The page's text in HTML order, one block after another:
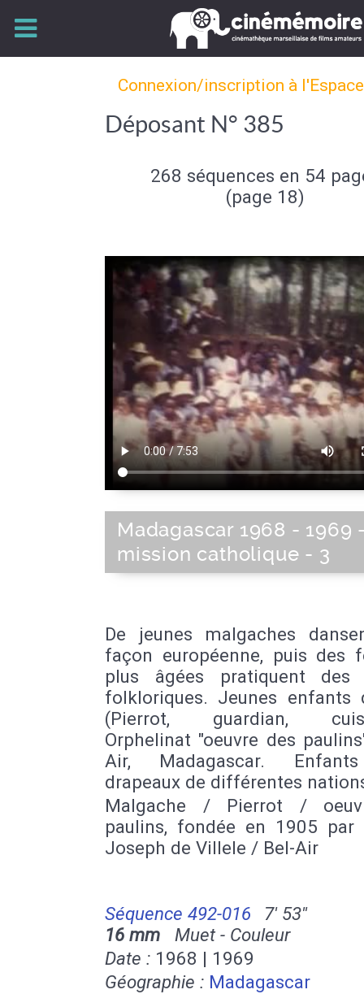
Connexion/inscription à
Déposant N° 385
268 séquences en 54
(page 18)
Madagascar 1968 - 1969
mission catholique - 3
De jeunes malgaches
façon européenne, puis des
plus âgées pratiquent des
folkloriques. Jeunes enfants
(Pierrot, guardian,
Orphelinat "oeuvre des
Air, Madagascar.
drapeaux de différentes
Malgache / Pierrot /
paulins, fondée en 1905 par
Joseph de Villele / Bel-Air
Séquence 492-016
7' 53''
16 mm Muet - Couleur
Date : 1968 | 1969
Géographie : Madagascar